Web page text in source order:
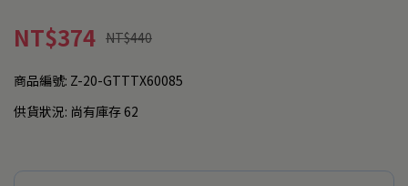
NT$374 NT$440
商品編號: Z-20-GTTTX60085
供貨狀況: 尚有庫存 62